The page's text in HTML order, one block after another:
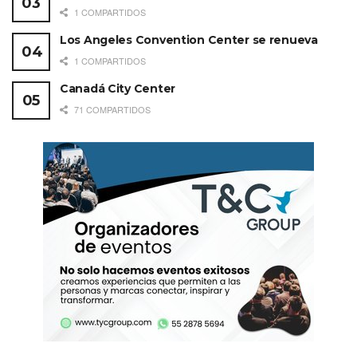
1 COMPARTIDOS
Los Angeles Convention Center se renueva
1 COMPARTIDOS
Canadá City Center
71 COMPARTIDOS